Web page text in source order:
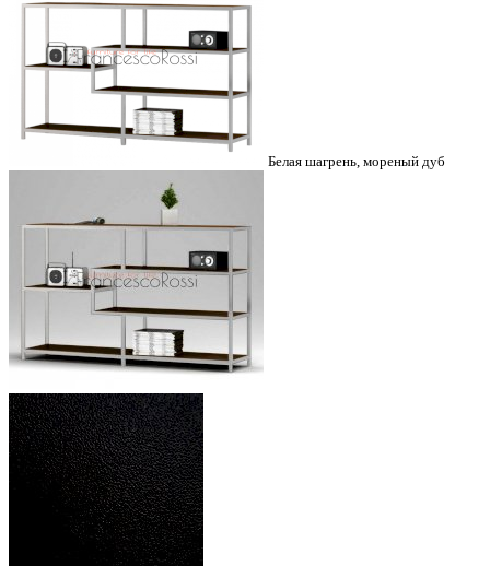
Белая шагрень, мореный дуб